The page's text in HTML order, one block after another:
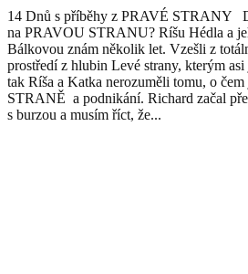
14 Dnů s příběhy z PRAVÉ STRANY
na PRAVOU STRANU? Ríšu Hédla a
Bálkovou znám několik let. Vzešli z
prostředí z hlubin Levé strany, kterým
tak Ríša a Katka nerozuměli tomu, o
STRANĚ a podnikání. Richard začal
s burzou a musím říct, že...